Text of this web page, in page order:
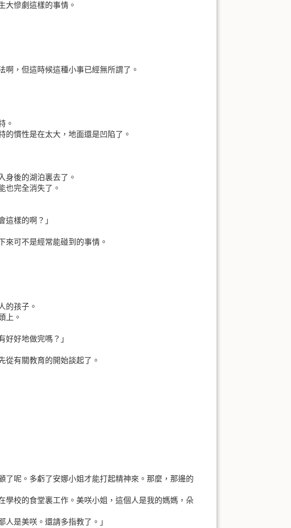
大慘劇這樣的事情。
啊，但這時候這種小事已經無所謂了。
。
的慣性是在太大，地面還是凹陷了。
身後的湖泊裏去了。
也完全消失了。
樣的啊？」
來可不是經常能碰到的事情。
的孩子。
上。
好地做完嗎？」
從有關教育的開始談起了。
了呢。多虧了安娜小姐才能打起精神來。那麼，那邊的
學校的食堂裏工作。美咲小姐，這個人是我的媽媽，朵
人是美咲。還請多指教了。」